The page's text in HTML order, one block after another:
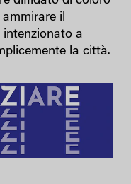
il
intenzionato a
la città.